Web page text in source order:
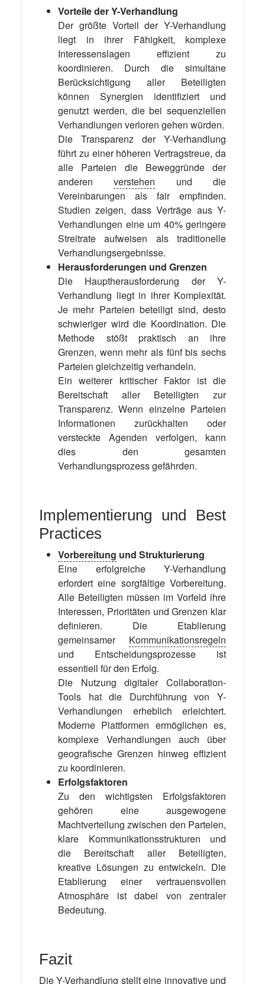
Vorteile der Y-Verhandlung
Der größte Vorteil der Y-Verhandlung
liegt in ihrer Fähigkeit, komplexe
Interessenslagen effizient zu
koordinieren. Durch die simultane
Berücksichtigung aller Beteiligten
können Synergien identifiziert und
genutzt werden, die bei sequenziellen
Verhandlungen verloren gehen würden.
Die Transparenz der Y-Verhandlung
führt zu einer höheren Vertragstreue, da
alle Parteien die Beweggründe der
anderenverstehen und die
Vereinbarungen als fair empfinden.
Studien zeigen, dass Verträge aus Y-
Verhandlungen eine um 40% geringere
Streitrate aufweisen als traditionelle
Verhandlungsergebnisse.
Herausforderungen und Grenzen
Die Hauptherausforderung der Y-
Verhandlung liegt in ihrer Komplexität.
Je mehr Parteien beteiligt sind, desto
schwieriger wird die Koordination. Die
Methode stößt praktisch an ihre
Grenzen, wenn mehr als fünf bis sechs
Parteien gleichzeitig verhandeln.
Ein weiterer kritischer Faktor ist die
Bereitschaft aller Beteiligten zur
Transparenz. Wenn einzelne Parteien
Informationen zurückhalten oder
versteckte Agenden verfolgen, kann
dies den gesamten
Verhandlungsprozess gefährden.
Implementierung und Best
Practices
Vorbereitung und Strukturierung
Eine erfolgreiche Y-Verhandlung
erfordert eine sorgfältige Vorbereitung.
Alle Beteiligten müssen im Vorfeld ihre
Interessen, Prioritäten und Grenzen klar
definieren. Die Etablierung
gemeinsamer Kommunikationsregeln
und Entscheidungsprozesse ist
essentiell für den Erfolg.
Die Nutzung digitaler Collaboration-
Tools hat die Durchführung von Y-
Verhandlungen erheblich erleichtert.
Moderne Plattformen ermöglichen es,
komplexe Verhandlungen auch über
geografische Grenzen hinweg effizient
zu koordinieren.
Erfolgsfaktoren
Zu den wichtigsten Erfolgsfaktoren
gehören eine ausgewogene
Machtverteilung zwischen den Parteien,
klare Kommunikationsstrukturen und
die Bereitschaft aller Beteiligten,
kreative Lösungen zu entwickeln. Die
Etablierung einer vertrauensvollen
Atmosphäre ist dabei von zentraler
Bedeutung.
Fazit
Die Y-Verhandlung stellt eine innovative und